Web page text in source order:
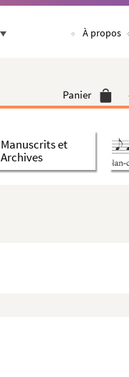
À propos
Panier
Manuscrits et
Archives